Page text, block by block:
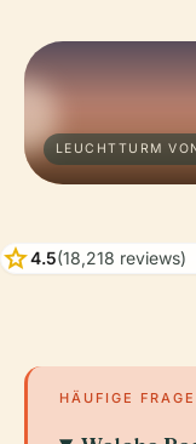
LEUCHTTURM
star4.5(18,218 reviews)
HÄUFIGE